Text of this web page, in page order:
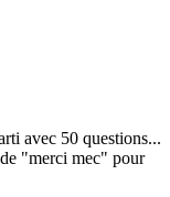
avec 50 questions...
de "merci mec" pour